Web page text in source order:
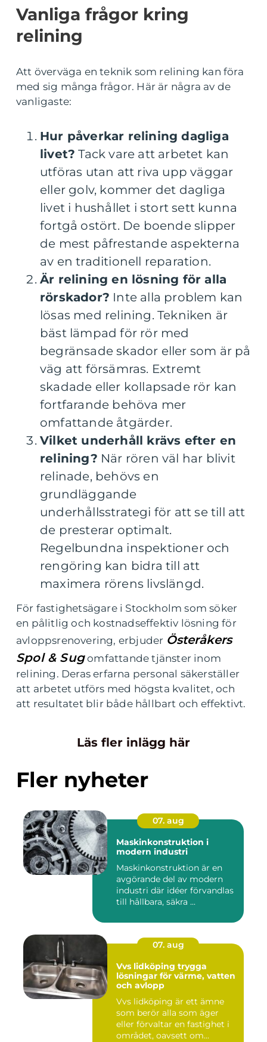
Vanliga frågor kring
relining
Att överväga en teknik som relining kan föra
med sig många frågor. Här är några av de
vanligaste:
Hur påverkar relining dagliga
livet? Tack vare att arbetet kan
utföras utan att riva upp väggar
eller golv, kommer det dagliga
livet i hushållet i stort sett kunna
fortgå ostört. De boende slipper
de mest påfrestande aspekterna
av en traditionell reparation.
Är relining en lösning för alla
rörskador? Inte alla problem kan
lösas med relining. Tekniken är
bäst lämpad för rör med
begränsade skador eller som är på
väg att försämras. Extremt
skadade eller kollapsade rör kan
fortfarande behöva mer
omfattande åtgärder.
Vilket underhåll krävs efter en
relining? När rören väl har blivit
relinade, behövs en
grundläggande
underhållsstrategi för att se till att
de presterar optimalt.
Regelbundna inspektioner och
rengöring kan bidra till att
maximera rörens livslängd.
För fastighetsägare i Stockholm som söker
en pålitlig och kostnadseffektiv lösning för
avloppsrenovering, erbjuder Österåkers
Spol & Sugomfattande tjänster inom
relining. Deras erfarna personal säkerställer
att arbetet utförs med högsta kvalitet, och
att resultatet blir både hållbart och effektivt.
Läs fler inlägg här
Fler nyheter
07. aug
Maskinkonstruktion i
modern industri
Maskinkonstruktion är en
avgörande del av modern
industri där idéer förvandlas
till hållbara, säkra ...
07. aug
Vvs lidköping trygga
lösningar för värme, vatten
och avlopp
Vvs lidköping är ett ämne
som berör alla som äger
eller förvaltar en fastighet i
området, oavsett om...